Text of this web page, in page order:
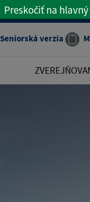
Preskočiť na
Preskočiť na
Seniorská verzia